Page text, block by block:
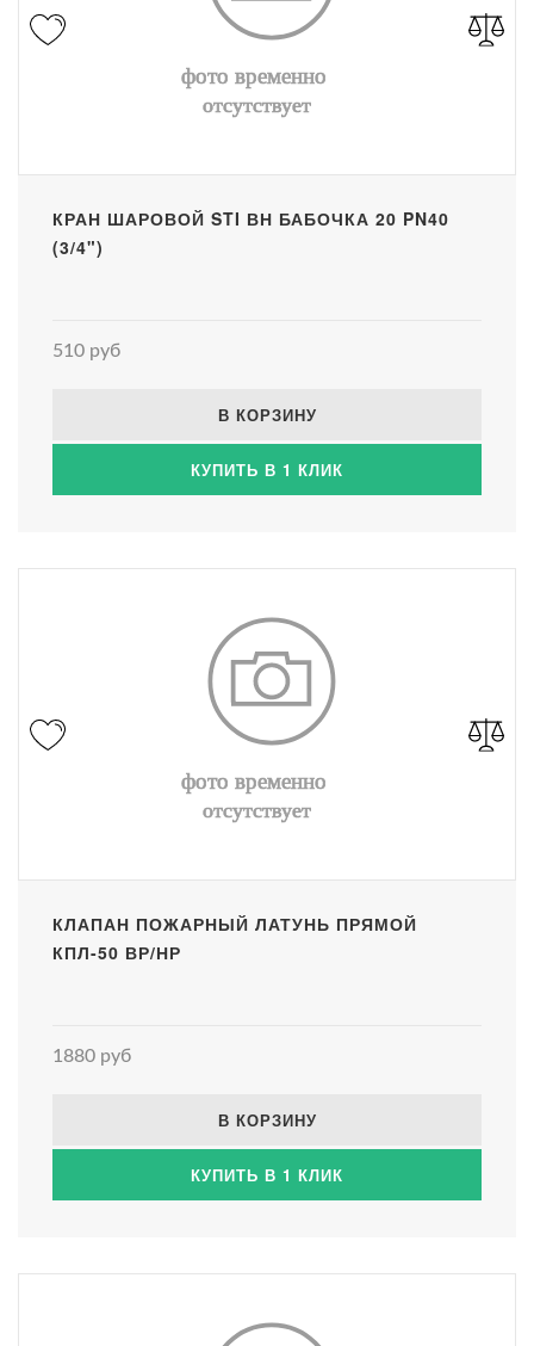
КРАН ШАРОВОЙ STI ВН БАБОЧКА 20 PN40
(3/4")
510 руб
В КОРЗИНУ
КУПИТЬ В 1 КЛИК
КЛАПАН ПОЖАРНЫЙ ЛАТУНЬ ПРЯМОЙ
КПЛ-50 ВР/НР
1880 руб
В КОРЗИНУ
КУПИТЬ В 1 КЛИК